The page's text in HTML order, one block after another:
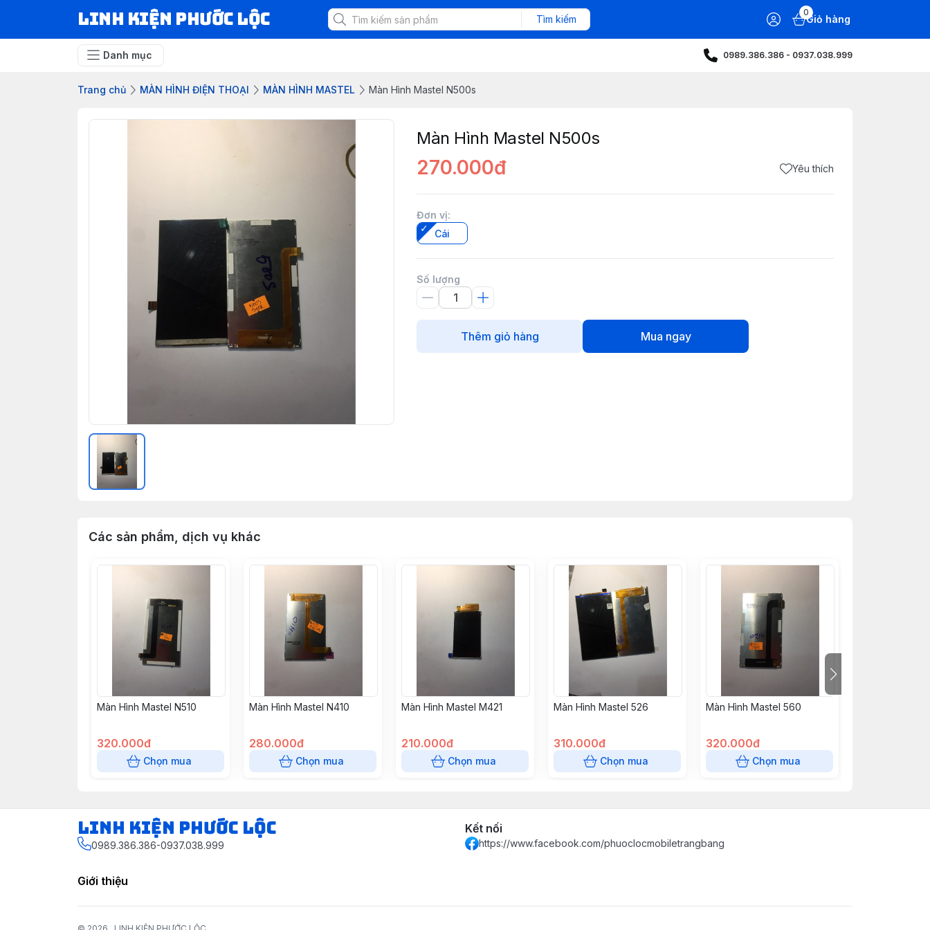
LINH KIỆN PHƯỚC LỘC Tìm kiếm
0
Giỏ hàng
Danh mục 0989.386.386 - 0937.038.999
Trang chủ MÀN HÌNH ĐIỆN THOẠI MÀN HÌNH MASTEL Màn Hình Mastel N500s
Màn Hình Mastel N500s
270.000đ Yêu thích
Đơn vị:
Cái
Số lượng
Thêm giỏ hàng Mua ngay
Các sản phẩm, dịch vụ khác
Màn Hình Mastel N510
320.000đ
Chọn mua
Màn Hình Mastel N410
280.000đ
Chọn mua
Màn Hình Mastel M421
210.000đ
Chọn mua
Màn Hình Mastel 526
310.000đ
Chọn mua
Màn Hình Mastel 560
320.000đ
Chọn mua
LINH KIỆN PHƯỚC LỘC
0989.386.386-0937.038.999
Kết nối
https://www.facebook.com/phuoclocmobiletrangbang
Giới thiệu